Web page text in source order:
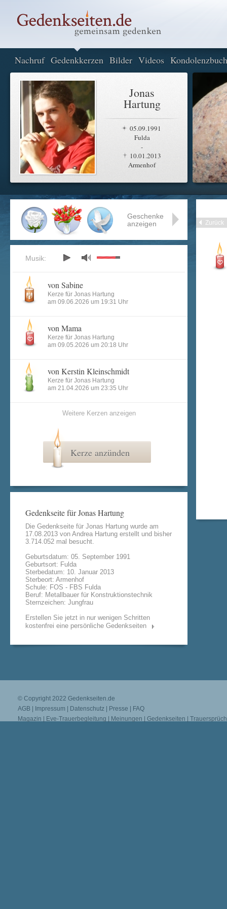
Nachruf Gedenkkerzen Bilder Videos Kondolenzbuch
Jonas
Hartung
05.09.1991
Fulda
-
10.01.2013
Armenhof
Zurück
Geschenke
anzeigen
Musik:
von Sabine
Kerze für Jonas Hartung
am 09.06.2026 um 19:31 Uhr
von Mama
Kerze für Jonas Hartung
am 09.05.2026 um 20:18 Uhr
von Kerstin Kleinschmidt
Kerze für Jonas Hartung
am 21.04.2026 um 23:35 Uhr
Weitere Kerzen anzeigen
Kerze anzünden
Gedenkseite für Jonas Hartung
Die Gedenkseite für Jonas Hartung wurde am
17.08.2013 von Andrea Hartung erstellt und bisher
3.714.052 mal besucht.
Geburtsdatum: 05. September 1991
Geburtsort: Fulda
Sterbedatum: 10. Januar 2013
Sterbeort: Armenhof
Schule: FOS - FBS Fulda
Beruf: Metallbauer für Konstruktionstechnik
Sternzeichen: Jungfrau
Erstellen Sie jetzt in nur wenigen Schritten
kostenfrei eine persönliche Gedenkseiten
© Copyright 2022 Gedenkseiten.de
AGB
Impressum Datenschutz Presse
FAQ
Magazin
Eve-Trauerbegleitung Meinungen Gedenkseiten